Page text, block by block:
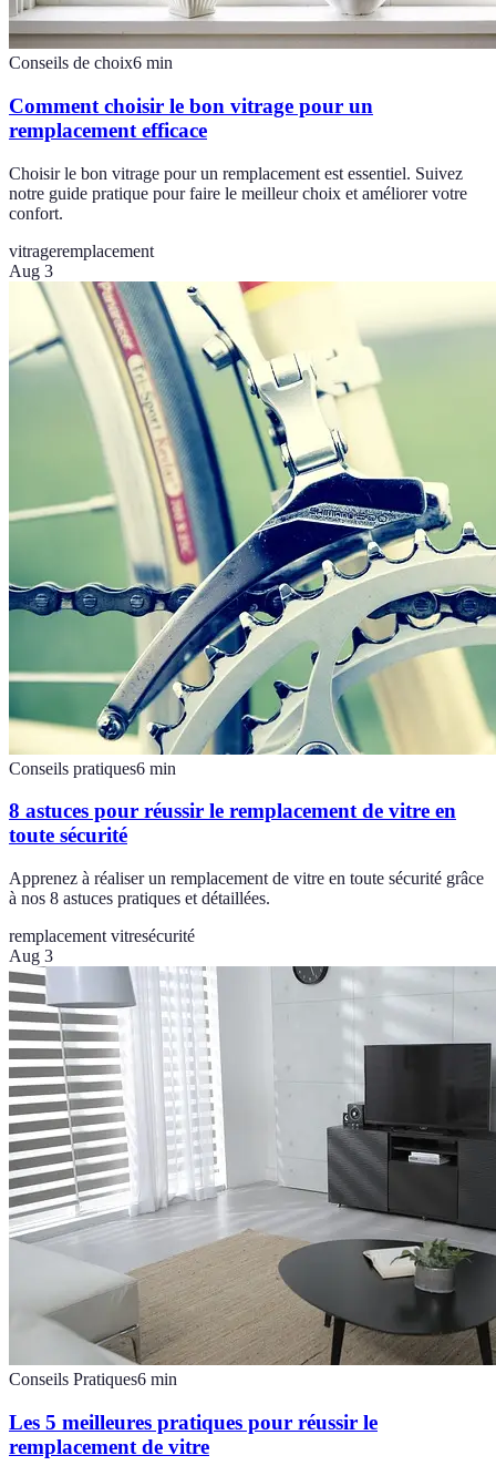
Conseils de choix6 min
Comment choisir le bon vitrage pour un
remplacement efficace
Choisir le bon vitrage pour un remplacement est essentiel. Suivez
notre guide pratique pour faire le meilleur choix et améliorer votre
confort.
vitrageremplacement
Aug 3
Conseils pratiques6 min
8 astuces pour réussir le remplacement de vitre en
toute sécurité
Apprenez à réaliser un remplacement de vitre en toute sécurité grâce
à nos 8 astuces pratiques et détaillées.
remplacement vitresécurité
Aug 3
Conseils Pratiques6 min
Les 5 meilleures pratiques pour réussir le
remplacement de vitre